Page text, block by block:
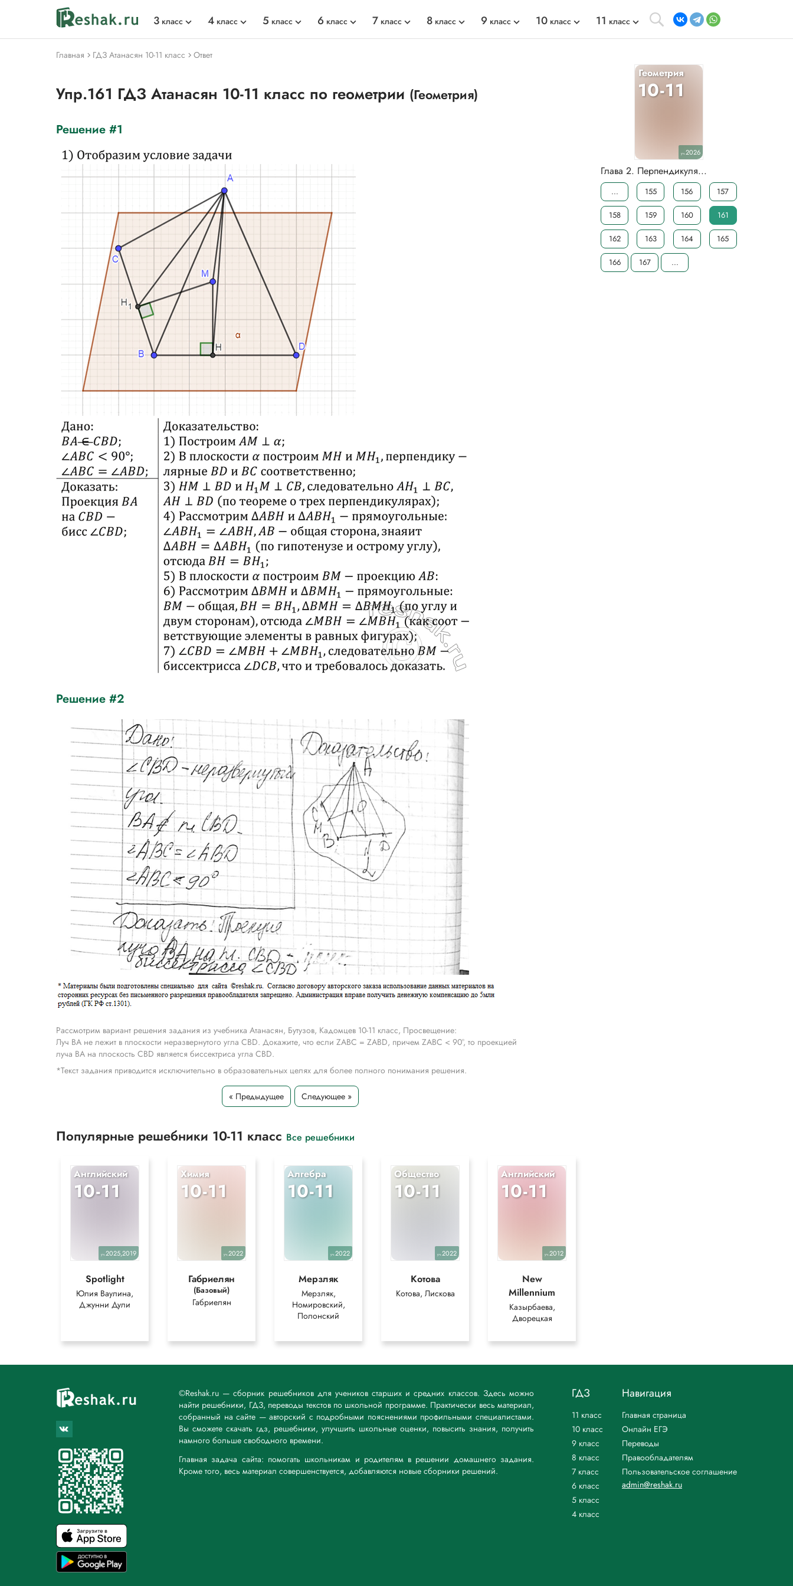
3 класс 4 класс 5 класс 6 класс 7 класс 8 класс 9 класс 10 класс 11 класс
Главная ГДЗ Атанасян 10-11 класс Ответ
Упр.161 ГДЗ Атанасян 10-11 класс по геометрии (Геометрия)
Решение #1
Решение #2
Рассмотрим вариант решения задания из учебника Атанасян, Бутузов, Кадомцев 10-11 класс, Просвещение:
Луч BA не лежит в плоскости неразвернутого угла CBD. Докажите, что если ZABC = ZABD, причем ZABC < 90°, то проекцией
луча BA на плоскость CBD является биссектриса угла CBD.
*Текст задания приводится исключительно в образовательных целях для более полного понимания решения.
« Предыдущее Следующее »
Популярные решебники 10-11 класс Все решебники
Английский
10-11
уч.2025,2019
Spotlight
Юлия Ваулина,
Джунни Дули
Химия
10-11
уч.2022
Габриелян
(Базовый)
Габриелян
Алгебра
10-11
уч.2022
Мерзляк
Мерзляк,
Номировский,
Полонский
Общество
10-11
уч.2022
Котова
Котова, Лискова
Английский
10-11
уч.2012
New
Millennium
Казырбаева,
Дворецкая
Геометрия
10-11
уч.2026
Глава 2. Перпендикуля...
... 155 156 157
158 159 160 161
162 163 164 165
166 167 ...
©Reshak.ru — сборник решебников для учеников старших и средних классов. Здесь можно
найти решебники, ГДЗ, переводы текстов по школьной программе. Практически весь материал,
собранный на сайте — авторский с подробными пояснениями профильными специалистами.
Вы сможете скачать гдз, решебники, улучшить школьные оценки, повысить знания, получить
намного больше свободного времени.
Главная задача сайта: помогать школьникам и родителям в решении домашнего задания.
Кроме того, весь материал совершенствуется, добавляются новые сборники решений.
ГДЗ
11 класс
10 класс
9 класс
8 класс
7 класс
6 класс
5 класс
4 класс
Навигация
Главная страница
Онлайн ЕГЭ
Переводы
Правообладателям
Пользовательское соглашение
admin@reshak.ru